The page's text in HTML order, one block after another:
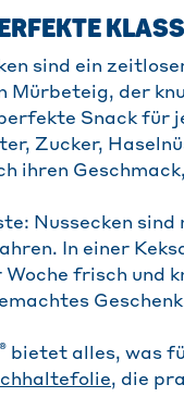
sind ein
Mürbeteig, der
Snack für
Zucker,
ihren
Nussecken
In einer
Woche frisch und
® bietet alles, was
, die